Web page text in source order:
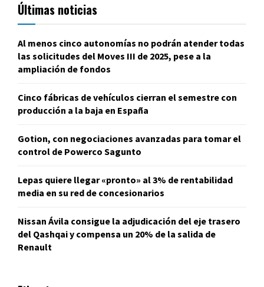
Últimas noticias
Al menos cinco autonomías no podrán atender todas
las solicitudes del Moves III de 2025, pese a la
ampliación de fondos
Cinco fábricas de vehículos cierran el semestre con
producción a la baja en España
Gotion, con negociaciones avanzadas para tomar el
control de Powerco Sagunto
Lepas quiere llegar «pronto» al 3% de rentabilidad
media en su red de concesionarios
Nissan Ávila consigue la adjudicación del eje trasero
del Qashqai y compensa un 20% de la salida de
Renault